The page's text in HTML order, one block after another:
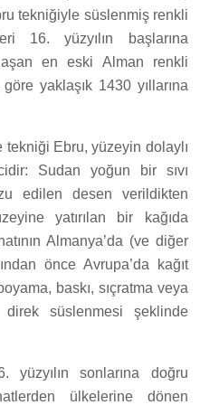
tekniğiyle süslenmiş renkli
16. yüzyılın başlarına
en eski Alman renkli
göre yaklaşık 1430 yıllarına
tekniği Ebru, yüzeyin dolaylı
Sudan yoğun bir sıvı
edilen desen verildikten
yatırılan bir kağıda
Almanya’da (ve diğer
önce Avrupa’da kağıt
baskı, sıçratma veya
direk süslenmesi şeklinde
yüzyılın sonlarına doğru
ülkelerine dönen